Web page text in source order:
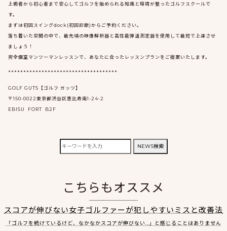
上級者から初心者まで安心してゴルフを始められる知識と環境が整ったゴルフスクールで
す。
まずは初回スイングdock(初回診断)からご予約ください。
落ち着いた空間の中で、最先端の映像解析器と高性能弾道測定器を使用して最短で上達させ
ましょう！
完全個室マンツーマンレッスンで、あなたに合ったレッスンプランをご提案いたします。
************************************
GOLF GUTS【ゴルフ ガッツ】
〒150-0022東京都渋谷区恵比寿南1-24-2
EBISU FORT B2F
検
索:
NEWS検索
こちらもオススメ
スコアが伸びない女子ゴルファーが犯しやすいミスと改善法
「ゴルフを続けているけど、なかなかスコアが伸びない…」と感じることはありません